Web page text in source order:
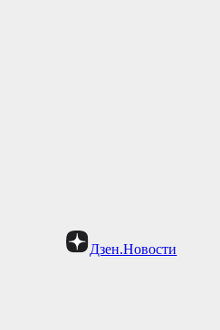
Дзен.Новости